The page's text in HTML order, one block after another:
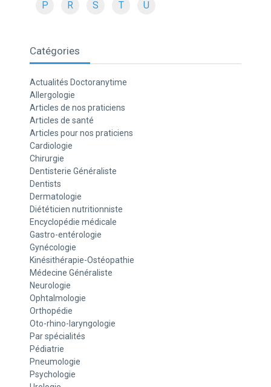
P R S T U
Catégories
Actualités Doctoranytime
Allergologie
Articles de nos praticiens
Articles de santé
Articles pour nos praticiens
Cardiologie
Chirurgie
Dentisterie Généraliste
Dentists
Dermatologie
Diététicien nutritionniste
Encyclopédie médicale
Gastro-entérologie
Gynécologie
Kinésithérapie-Ostéopathie
Médecine Généraliste
Neurologie
Ophtalmologie
Orthopédie
Oto-rhino-laryngologie
Par spécialités
Pédiatrie
Pneumologie
Psychologie